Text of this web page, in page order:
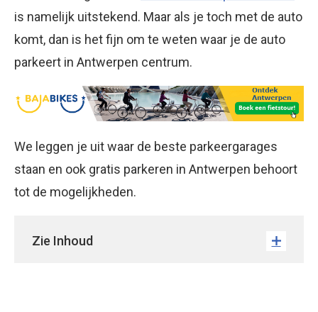
is namelijk uitstekend. Maar als je toch met de auto
komt, dan is het fijn om te weten waar je de auto
parkeert in Antwerpen centrum.
We leggen je uit waar de beste parkeergarages
staan en ook gratis parkeren in Antwerpen behoort
tot de mogelijkheden.
Zie Inhoud